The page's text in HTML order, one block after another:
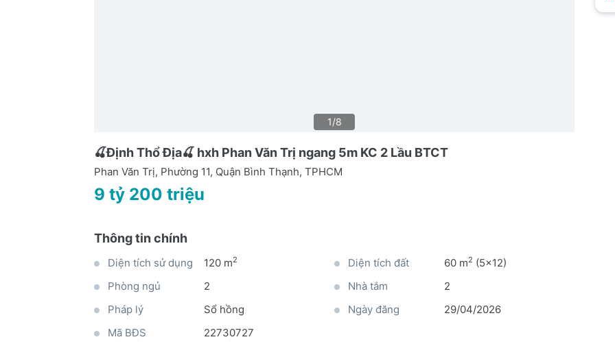
1/8
🍒Định Thổ Địa🍒 hxh Phan Văn Trị ngang 5m KC 2 Lầu BTCT
Phan Văn Trị, Phường 11, Quận Bình Thạnh, TPHCM
9 tỷ 200 triệu
Thông tin chính
Diện tích sử dụng 120 m2 Diện tích đất 60 m2 (5x12)
Phòng ngủ
2 Nhà tắm
2
Pháp lý
Sổ hồng Ngày đăng
29/04/2026
Mã BĐS
22730727